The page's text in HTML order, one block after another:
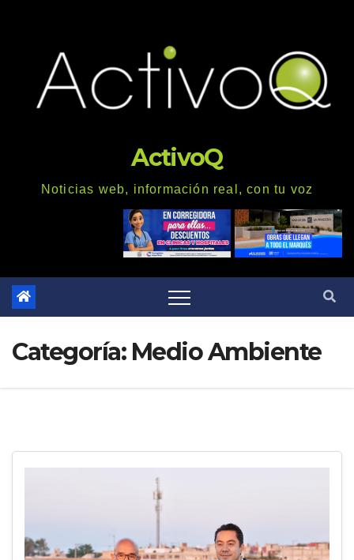
ActivoQ
Noticias web, información real, con tu voz
Categoría: Medio Ambiente